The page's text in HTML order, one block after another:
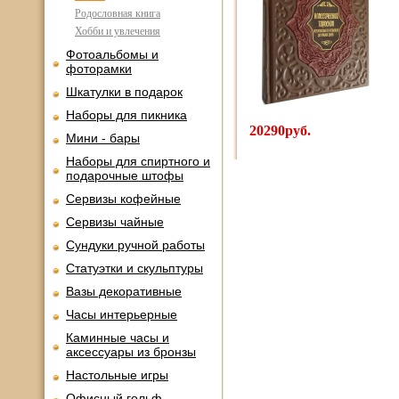
Родословная книга
Хобби и увлечения
Фотоальбомы и
фоторамки
Шкатулки в подарок
Наборы для пикника
Мини - бары
Наборы для спиртного и
подарочные штофы
Сервизы кофейные
Сервизы чайные
Сундуки ручной работы
Статуэтки и скульптуры
Вазы декоративные
Часы интерьерные
Каминные часы и
аксессуары из бронзы
Настольные игры
20290руб.